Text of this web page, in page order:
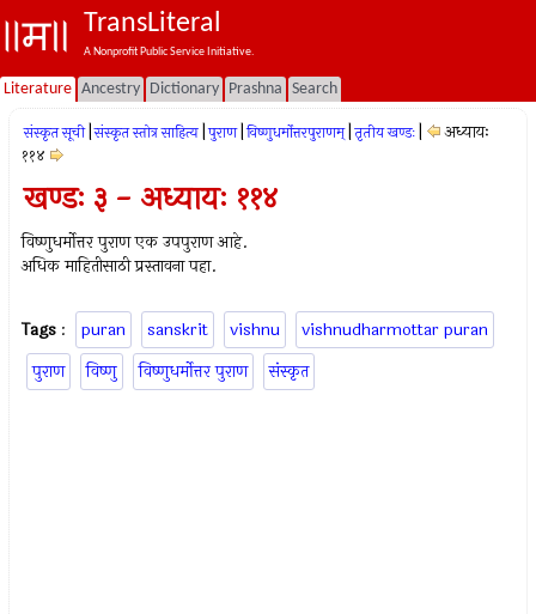
TransLiteral
A Nonprofit Public Service Initiative.
Literature Ancestry Dictionary Prashna Search
संस्कृत सूची संस्कृत स्तोत्र साहित्य पुराण विष्णुधर्मोत्तरपुराणम् तृतीय खण्डः
अध्यायः
११४
खण्डः ३ - अध्यायः ११४
विष्णुधर्मोत्तर पुराण एक उपपुराण आहे.
अधिक माहितीसाठी प्रस्तावना पहा.
Tags : puran sanskrit vishnu
vishnudharmottar puran
पुराण
विष्णु विष्णुधर्मोत्तर पुराण संस्कृत